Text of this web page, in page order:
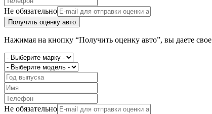
Не обязательно
Получить оценку авто
Нажимая на кнопку “Получить оценку авто”, вы даете свое
Не обязательно